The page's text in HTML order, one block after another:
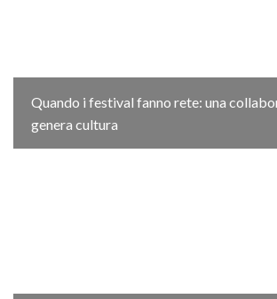
Quando i festival fanno rete: una
genera cultura